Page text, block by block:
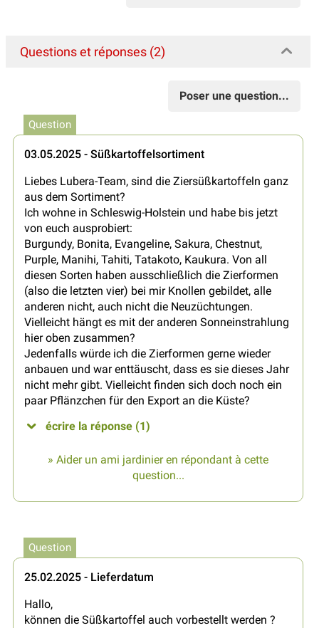
Questions et réponses (2)
Poser une question...
Question
03.05.2025 - Süßkartoffelsortiment
Liebes Lubera-Team, sind die Ziersüßkartoffeln ganz
aus dem Sortiment?
Ich wohne in Schleswig-Holstein und habe bis jetzt
von euch ausprobiert:
Burgundy, Bonita, Evangeline, Sakura, Chestnut,
Purple, Manihi, Tahiti, Tatakoto, Kaukura. Von all
diesen Sorten haben ausschließlich die Zierformen
(also die letzten vier) bei mir Knollen gebildet, alle
anderen nicht, auch nicht die Neuzüchtungen.
Vielleicht hängt es mit der anderen Sonneinstrahlung
hier oben zusammen?
Jedenfalls würde ich die Zierformen gerne wieder
anbauen und war enttäuscht, dass es sie dieses Jahr
nicht mehr gibt. Vielleicht finden sich doch noch ein
paar Pflänzchen für den Export an die Küste?
écrire la réponse (1)
» Aider un ami jardinier en répondant à cette
question...
Question
25.02.2025 - Lieferdatum
Hallo,
können die Süßkartoffel auch vorbestellt werden ?